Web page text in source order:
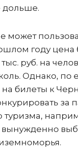
дольше.
году цена
руб. на
Однако, по
на билеты к
за
туризма,
вынужденно